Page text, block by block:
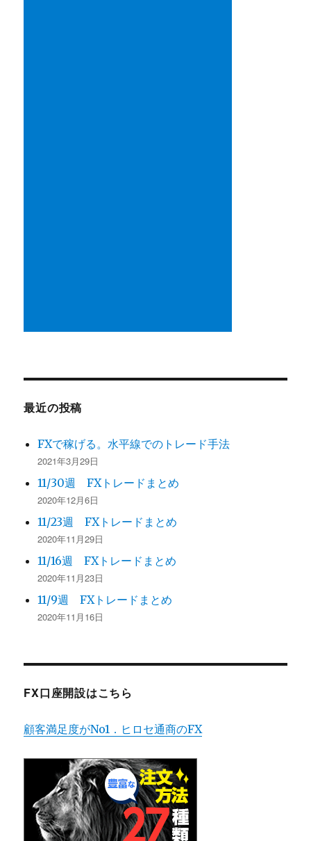
最近の投稿
FXで稼げる。水平線でのトレード手法
2021年3月29日
11/30週 FXトレードまとめ
2020年12月6日
11/23週 FXトレードまとめ
2020年11月29日
11/16週 FXトレードまとめ
2020年11月23日
11/9週 FXトレードまとめ
2020年11月16日
FX口座開設はこちら
顧客満足度がNo1．ヒロセ通商のFX